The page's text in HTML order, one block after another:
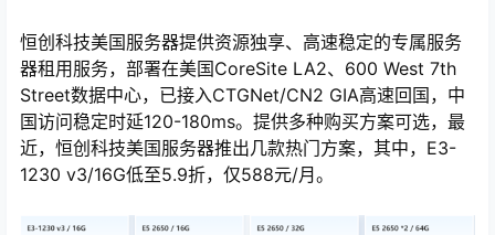
恒创科技美国服务器提供资源独享、高速稳定的专属服务
器租用服务，部署在美国CoreSite LA2、600 West 7th
Street数据中心，已接入CTGNet/CN2 GIA高速回国，中
国访问稳定时延120-180ms。提供多种购买方案可选，最
近，恒创科技美国服务器推出几款热门方案，其中，E3-
1230 v3/16G低至5.9折，仅588元/月。